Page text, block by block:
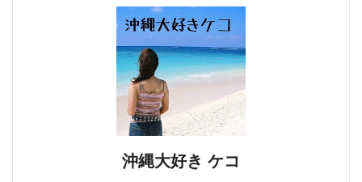
沖縄大好き ケコ